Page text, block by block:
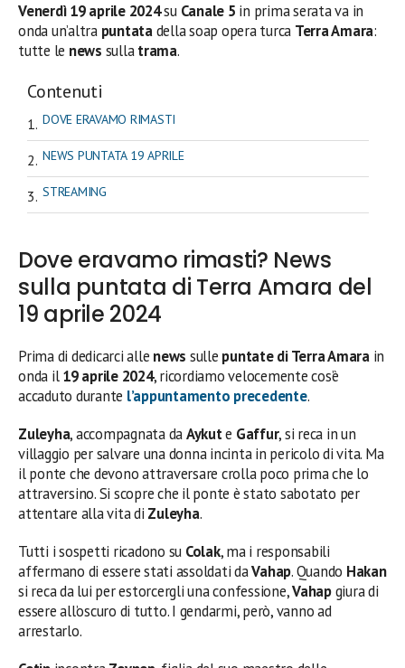
Venerdì 19 aprile 2024su Canale 5 in prima seratava in
onda un’altra puntatadella soap opera turca Terra Amara:
tutte le news sullatrama.
Contenuti
DOVE ERAVAMO RIMASTI
NEWS PUNTATA 19 APRILE
STREAMING
Dove eravamo rimasti? News
sulla puntata di Terra Amara del
19 aprile 2024
Prima di dedicarci alle news sulle puntate di Terra Amarain
onda il19 aprile 2024, ricordiamo velocemente cos’è
accaduto durante l’appuntamento precedente.
Zuleyha, accompagnata daAykute Gaffur, si reca in un
villaggio per salvare una donna incinta in pericolo di vita. Ma
il ponte che devono attraversare crolla poco prima che lo
attraversino. Si scopre che il ponte è stato sabotato per
attentare alla vita di Zuleyha.
Tutti i sospetti ricadono su Colak, ma i responsabili
affermano di essere stati assoldati daVahap. Quando Hakan
si reca da lui per estorcergli una confessione,Vahapgiura di
essere all’oscuro di tutto. I gendarmi, però, vanno ad
arrestarlo.